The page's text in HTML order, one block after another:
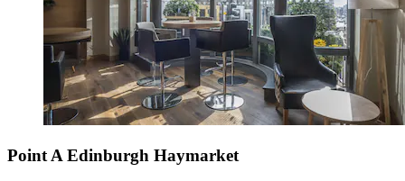
Point A Edinburgh Haymarket